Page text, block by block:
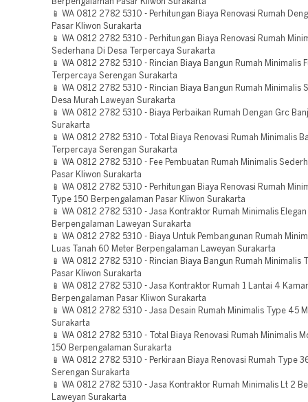
Berpengalaman Pasar Kliwon Surakarta
📱 WA 0812 2782 5310 - Perhitungan Biaya Renovasi Rumah
Pasar Kliwon Surakarta
📱 WA 0812 2782 5310 - Perhitungan Biaya Renovasi Rumah
Sederhana Di Desa Terpercaya Surakarta
📱 WA 0812 2782 5310 - Rincian Biaya Bangun Rumah Minimalis
Terpercaya Serengan Surakarta
📱 WA 0812 2782 5310 - Rincian Biaya Bangun Rumah Minimalis
Desa Murah Laweyan Surakarta
📱 WA 0812 2782 5310 - Biaya Perbaikan Rumah Dengan Grc
Surakarta
📱 WA 0812 2782 5310 - Total Biaya Renovasi Rumah Minimalis
Terpercaya Serengan Surakarta
📱 WA 0812 2782 5310 - Fee Pembuatan Rumah Minimalis
Pasar Kliwon Surakarta
📱 WA 0812 2782 5310 - Perhitungan Biaya Renovasi Rumah
Type 150 Berpengalaman Pasar Kliwon Surakarta
📱 WA 0812 2782 5310 - Jasa Kontraktor Rumah Minimalis
Berpengalaman Laweyan Surakarta
📱 WA 0812 2782 5310 - Biaya Untuk Pembangunan Rumah
Luas Tanah 60 Meter Berpengalaman Laweyan Surakarta
📱 WA 0812 2782 5310 - Rincian Biaya Bangun Rumah Minimalis
Pasar Kliwon Surakarta
📱 WA 0812 2782 5310 - Jasa Kontraktor Rumah 1 Lantai 4 Kamar
Berpengalaman Pasar Kliwon Surakarta
📱 WA 0812 2782 5310 - Jasa Desain Rumah Minimalis Type 45
Surakarta
📱 WA 0812 2782 5310 - Total Biaya Renovasi Rumah Minimalis
150 Berpengalaman Surakarta
📱 WA 0812 2782 5310 - Perkiraan Biaya Renovasi Rumah Type
Serengan Surakarta
📱 WA 0812 2782 5310 - Jasa Kontraktor Rumah Minimalis Lt 2
Laweyan Surakarta